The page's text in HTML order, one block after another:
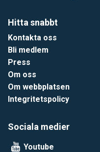
Hitta snabbt
Kontakta oss
Bli medlem
Press
Om oss
Om webbplatsen
Integritetspolicy
Sociala medier
Youtube